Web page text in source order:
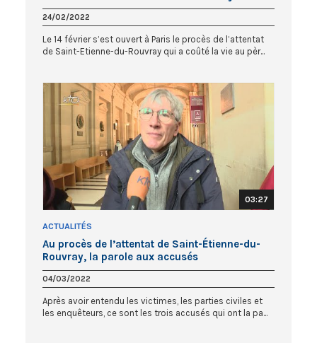
24/02/2022
Le 14 février s’est ouvert à Paris le procès de l’attentat
de Saint-Etienne-du-Rouvray qui a coûté la vie au pèr...
03:27
ACTUALITÉS
Au procès de l’attentat de Saint-Étienne-du-
Rouvray, la parole aux accusés
04/03/2022
Après avoir entendu les victimes, les parties civiles et
les enquêteurs, ce sont les trois accusés qui ont la pa...